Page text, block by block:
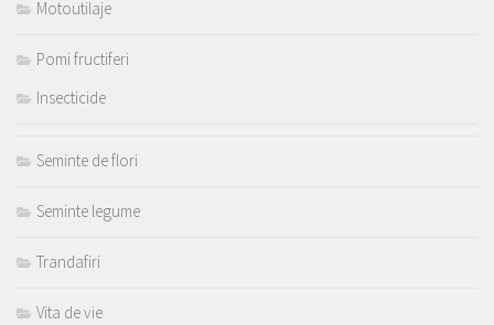
Motoutilaje
Pomi fructiferi
Insecticide
Seminte de flori
Seminte legume
Trandafiri
Vita de vie